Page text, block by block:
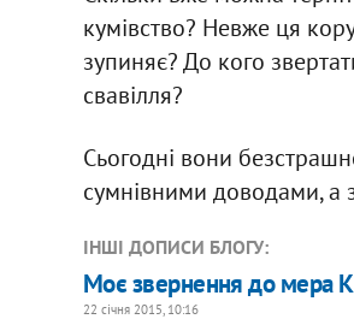
кумівство? Невже ця
зупиняє? До кого
свавілля?
Сьогодні вони
сумнівними доводами, а
ІНШІ ДОПИСИ БЛОГУ:
Моє звернення до мера
22 січня 2015, 10:16